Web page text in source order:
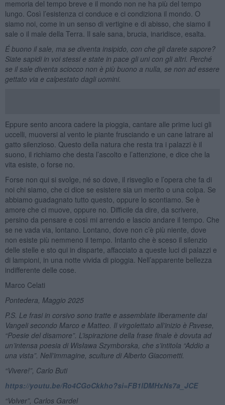
memoria del tempo breve e il mondo non ne ha più del tempo
lungo. Così l’esistenza ci conduce e ci condiziona il mondo. O
siamo noi, come in un senso di vertigine e di abisso, che siamo il
sale o il male della Terra. Il sale sana, brucia, inaridisce, esalta.
É buono il sale, ma se diventa insipido, con che gli darete sapore?
Siate sapidi in voi stessi e state in pace gli uni con gli altri. Perché
se il sale diventa sciocco non è più buono a nulla, se non ad essere
gettato via e calpestato dagli uomini.
Eppure sento ancora cadere la pioggia, cantare alle prime luci gli
uccelli, muoversi al vento le piante frusciando e un cane latrare al
gatto silenzioso. Questo della natura che resta tra i palazzi è il
suono, il richiamo che desta l’ascolto e l’attenzione, e dice che la
vita esiste, o forse no.
Forse non qui si svolge, né so dove, il risveglio e l’opera che fa di
noi chi siamo, che ci dice se esistere sia un merito o una colpa. Se
abbiamo guadagnato tutto questo, oppure lo scontiamo. Se è
amore che ci muove, oppure no. Difficile da dire, da scrivere,
persino da pensare e così mi arrendo e lascio andare il tempo. Che
se ne vada via, lontano. Lontano, dove non c’è più niente, dove
non esiste più nemmeno il tempo. Intanto che è sceso il silenzio
delle stelle e sto qui in disparte, affacciato a queste luci di palazzi e
di lampioni, in una notte vivida di pioggia. Nell’apparente bellezza
indifferente delle cose.
Marco Celati
Pontedera, Maggio 2025
P.S. Le frasi in corsivo sono tratte e assemblate liberamente dai
Vangeli secondo Marco e Matteo. Il virgolettato all’inizio è Pavese,
“Poesie del disamore”. L’ispirazione della frase finale è dovuta ad
un’intensa poesia di Wisława Szymborska, che s’intitola “Addio a
una vista”. Nell’immagine, sculture di Alberto Giacometti.
“Vivere!”, Carlo Buti
https://youtu.be/Ro4CGoCkkho?si=FB1lDMHxNs7a_JCE
“Volver”, Carlos Gardel